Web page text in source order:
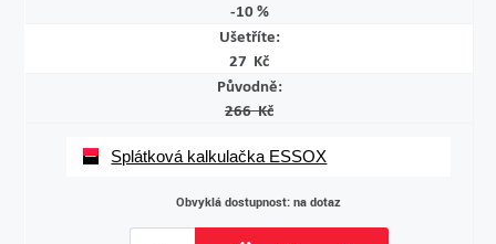
-10 %
Ušetříte:
27 Kč
Původně:
266 Kč
Splátková kalkulačka ESSOX
Obvyklá dostupnost: na dotaz